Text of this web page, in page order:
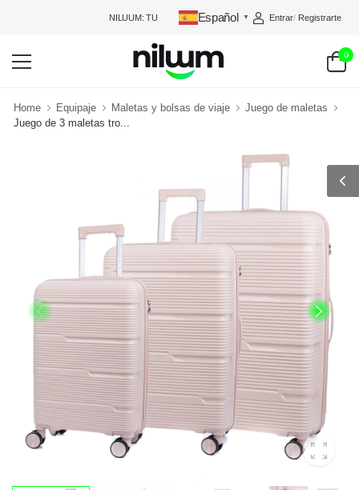
NILUUM: TU TIENDA DE CONFIANZA
Español ▼ Entrar/ Registrarte
0
Home Equipaje Maletas y bolsas de viaje
Juego de maletas
Juego de 3 maletas tro...